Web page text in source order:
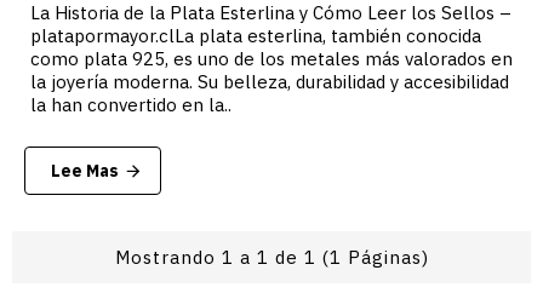
La Historia de la Plata Esterlina y Cómo Leer los Sellos –
platapormayor.clLa plata esterlina, también conocida
como plata 925, es uno de los metales más valorados en
la joyería moderna. Su belleza, durabilidad y accesibilidad
la han convertido en la..
Lee Mas
Mostrando 1 a 1 de 1 (1 Páginas)